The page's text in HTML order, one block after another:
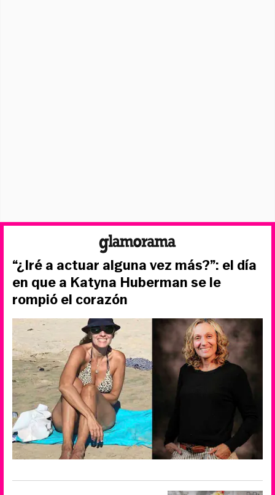
“¿Iré a actuar alguna vez más?”: el día
en que a Katyna Huberman se le
rompió el corazón